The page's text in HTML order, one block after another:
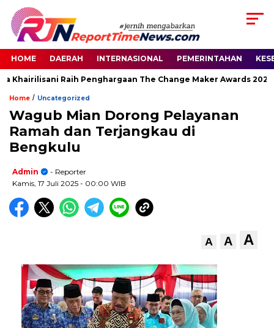
HOME DAERAH INTERNASIONAL PEMERINTAHAN
Raih Penghargaan The Change Maker Awards 2026
Home / Uncategorized
Wagub Mian Dorong Pelayanan
Ramah dan Terjangkau di
Bengkulu
Admin
- Reporter
Kamis, 17 Juli 2025 - 00:00 WIB
A A A